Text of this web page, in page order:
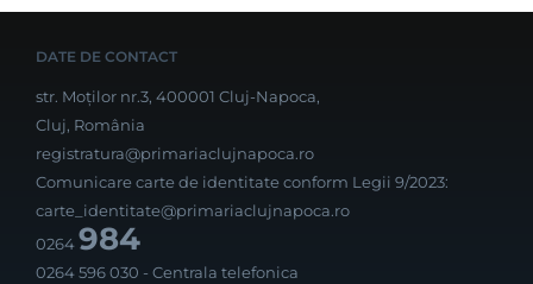
DATE DE CONTACT
str. Moților nr.3, 400001 Cluj-Napoca,
Cluj, România
registratura@primariaclujnapoca.ro
Comunicare carte de identitate conform Legii 9/2023:
carte_identitate@primariaclujnapoca.ro
0264984
0264 596 030 - Centrala telefonica